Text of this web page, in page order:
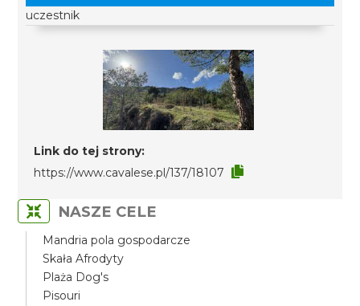
uczestnik
Link do tej strony:
https://www.cavalese.pl/137/18107
NASZE CELE
Mandria pola gospodarcze
Skała Afrodyty
Plaża Dog's
Pisouri